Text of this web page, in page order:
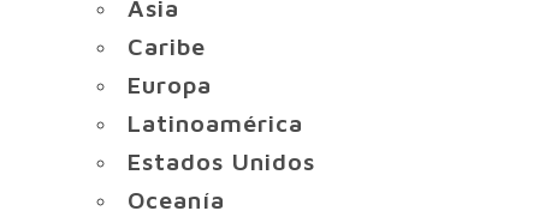
Asia
Caribe
Europa
Latinoamérica
Estados Unidos
Oceanía